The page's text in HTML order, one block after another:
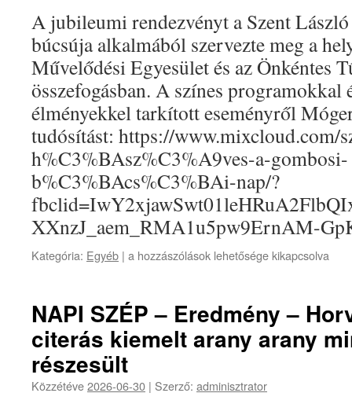
A jubileumi rendezvényt a Szent
búcsúja alkalmából szervezte meg a
Művelődési Egyesület és az Önkéntes
összefogásban. A színes programokkal
élményekkel tarkított eseményről
tudósítást: https://www.mixcloud.com/
h%C3%BAsz%C3%A9ves-a-gombosi-
b%C3%BAcs%C3%BAi-nap/?
XXnzJ_aem_RMA1u5pw9ErnAM-
Kategória: Egyéb | a hozzászólások lehetősége kikapcsolva
NAPI SZÉP – Eredmény –
citerás kiemelt arany arany
részesült
Közzétéve2026-06-30 | Szerző: adminisztrator